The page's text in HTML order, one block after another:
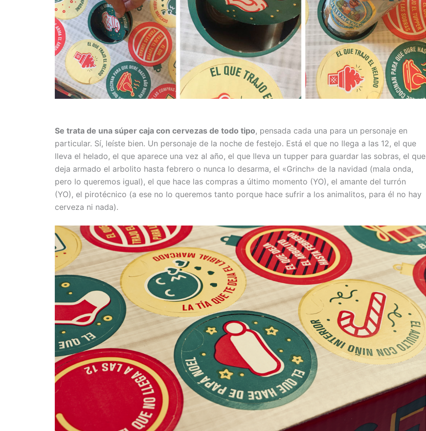
Se trata de una súper caja con cervezas de todo tipo, pensada cada una para un personaje en
particular. Sí, leíste bien. Un personaje de la noche de festejo. Está el que no llega a las 12, el que
lleva el helado, el que aparece una vez al año, el que lleva un tupper para guardar las sobras, el que
deja armado el arbolito hasta febrero o nunca lo desarma, el «Grinch» de la navidad (mala onda,
pero lo queremos igual), el que hace las compras a último momento (YO), el amante del turrón
(YO), el pirotécnico (a ese no lo queremos tanto porque hace sufrir a los animalitos, para él no hay
cerveza ni nada).